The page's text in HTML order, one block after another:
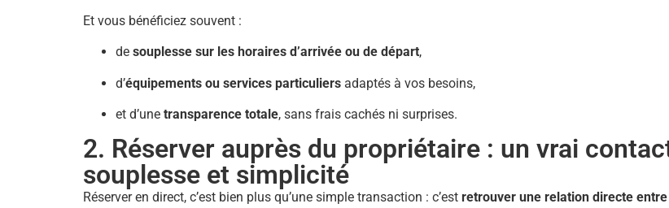
Et vous bénéficiez souvent :
de souplesse sur les horaires d’arrivée ou de départ,
d’équipements ou services particuliers adaptés à vos besoins,
et d’une transparence totale, sans frais cachés ni surprises.
2. Réserver auprès du propriétaire : un vrai
souplesse et simplicité
Réserver en direct, c’est bien plus qu’une simple transaction : c’est retrouver une relation directe